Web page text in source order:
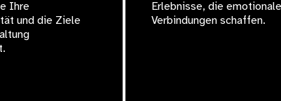
Ihre
und die Ziele
Erlebnisse, die emotionale
Verbindungen schaffen.